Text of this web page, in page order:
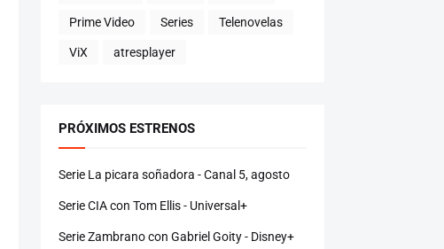
Prime Video Series Telenovelas
ViX atresplayer
PRÓXIMOS ESTRENOS
Serie La picara soñadora - Canal 5, agosto
Serie CIA con Tom Ellis - Universal+
Serie Zambrano con Gabriel Goity - Disney+